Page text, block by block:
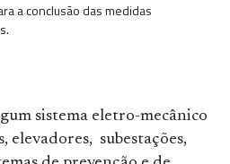
a conclusão das medidas
sistema eletro-mecânico
elevadores, subestações,